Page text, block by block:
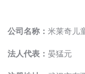
公司名称： 米莱奇儿
法人代表： 晏猛元